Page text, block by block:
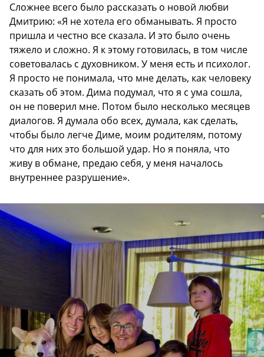
Сложнее всего было рассказать о новой любви
Дмитрию: «Я не хотела его обманывать. Я просто
пришла и честно все сказала. И это было очень
тяжело и сложно. Я к этому готовилась, в том числе
советовалась с духовником. У меня есть и психолог.
Я просто не понимала, что мне делать, как человеку
сказать об этом. Дима подумал, что я с ума сошла,
он не поверил мне. Потом было несколько месяцев
диалогов. Я думала обо всех, думала, как сделать,
чтобы было легче Диме, моим родителям, потому
что для них это большой удар. Но я поняла, что
живу в обмане, предаю себя, у меня началось
внутреннее разрушение».